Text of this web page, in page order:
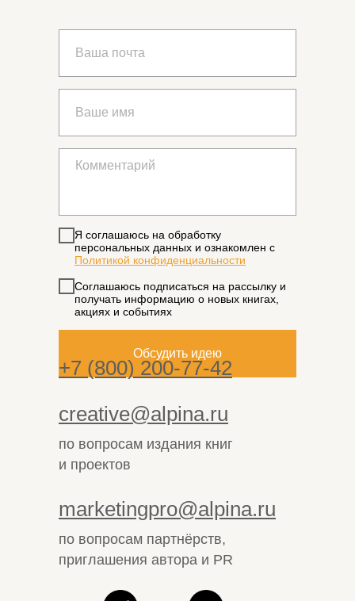
Я соглашаюсь на обработку
персональных данных и ознакомлен с
Политикой конфиденциальности
Соглашаюсь подписаться на рассылку и
получать информацию о новых книгах,
акциях и событиях
Обсудить идею
по вопросам партнёрств,
приглашения автора и PR
+7 (800) 200-77-42
по вопросам издания книг
и проектов
creative@alpina.ru
marketingpro@alpina.ru